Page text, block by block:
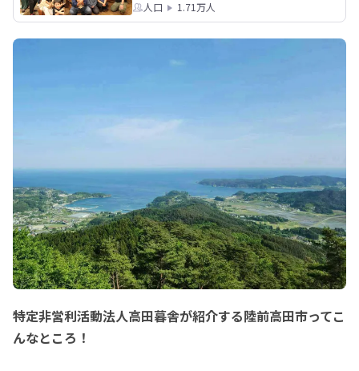
人口 1.71万人
特定非営利活動法人高田暮舎が紹介する陸前高田市ってこ
んなところ！